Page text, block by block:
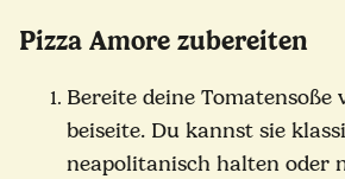
Pizza Amore zubereiten
Bereite deine Tomatensoße
beiseite. Du kannst sie
neapolitanisch halten oder